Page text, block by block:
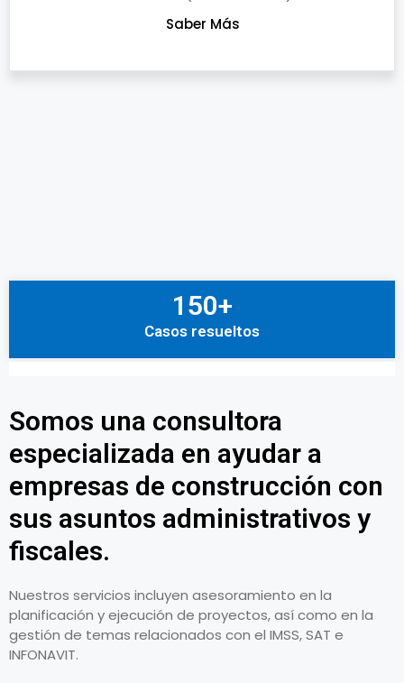
Saber Más
150+
Casos resueltos
Somos una consultora
especializada en ayudar a
empresas de construcción con
sus asuntos administrativos y
fiscales.
Nuestros servicios incluyen asesoramiento en la
planificación y ejecución de proyectos, así como en la
gestión de temas relacionados con el IMSS, SAT e
INFONAVIT.